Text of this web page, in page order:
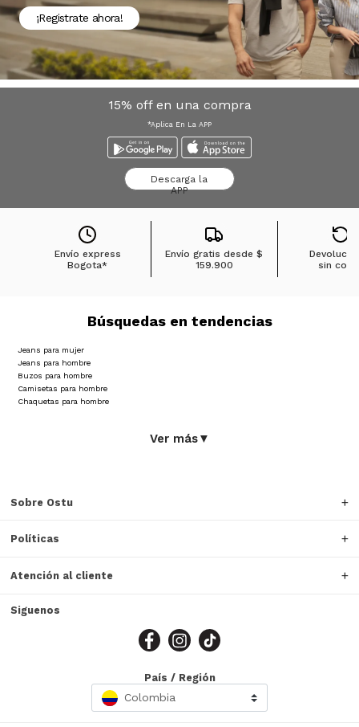
¡Registrate ahora!
15% off en una compra
*Aplica En La APP
Descarga la
APP
Envío express
Bogota*
Envío gratis desde$
159.900
sin
Búsquedas en tendencias
Jeans para mujer
Jeans para hombre
Buzos para hombre
Camisetas para hombre
Chaquetas para hombre
Ver más▼
Sobre Ostu
Políticas
Atención al cliente
Siguenos
País / Región
Colombia